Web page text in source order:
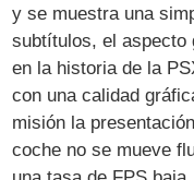
y se muestra una
subtítulos, el aspecto
en la historia de la
con una calidad
misión la
coche no se mueve